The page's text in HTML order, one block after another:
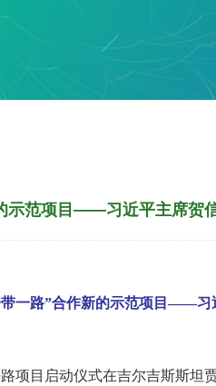
示范项目——习近平主席贺
一路”合作新的示范项目——习
项目启动仪式在吉尔吉斯斯坦